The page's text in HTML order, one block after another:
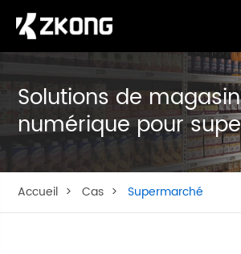
Solutions de magasin
numérique pour
Accueil Cas Supermarché